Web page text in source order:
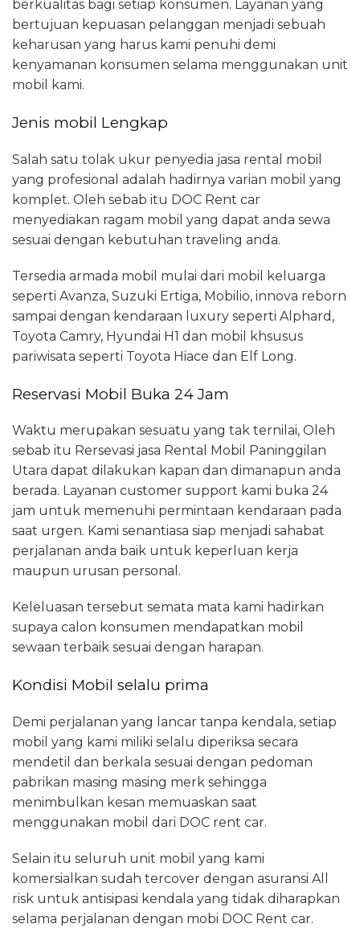
berkualitas bagi setiap konsumen. Layanan yang
bertujuan kepuasan pelanggan menjadi sebuah
keharusan yang harus kami penuhi demi
kenyamanan konsumen selama menggunakan unit
mobil kami.
Jenis mobil Lengkap
Salah satu tolak ukur penyedia jasa rental mobil
yang profesional adalah hadirnya varian mobil yang
komplet. Oleh sebab itu DOC Rent car
menyediakan ragam mobil yang dapat anda sewa
sesuai dengan kebutuhan traveling anda.
Tersedia armada mobil mulai dari mobil keluarga
seperti Avanza, Suzuki Ertiga, Mobilio, innova reborn
sampai dengan kendaraan luxury seperti Alphard,
Toyota Camry, Hyundai H1 dan mobil khsusus
pariwisata seperti Toyota Hiace dan Elf Long.
Reservasi Mobil Buka 24 Jam
Waktu merupakan sesuatu yang tak ternilai, Oleh
sebab itu Rersevasi jasa Rental Mobil Paninggilan
Utara dapat dilakukan kapan dan dimanapun anda
berada. Layanan customer support kami buka 24
jam untuk memenuhi permintaan kendaraan pada
saat urgen. Kami senantiasa siap menjadi sahabat
perjalanan anda baik untuk keperluan kerja
maupun urusan personal.
Keleluasan tersebut semata mata kami hadirkan
supaya calon konsumen mendapatkan mobil
sewaan terbaik sesuai dengan harapan.
Kondisi Mobil selalu prima
Demi perjalanan yang lancar tanpa kendala, setiap
mobil yang kami miliki selalu diperiksa secara
mendetil dan berkala sesuai dengan pedoman
pabrikan masing masing merk sehingga
menimbulkan kesan memuaskan saat
menggunakan mobil dari DOC rent car.
Selain itu seluruh unit mobil yang kami
komersialkan sudah tercover dengan asuransi All
risk untuk antisipasi kendala yang tidak diharapkan
selama perjalanan dengan mobi DOC Rent car.